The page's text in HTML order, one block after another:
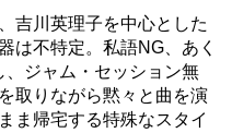
吉川英理子を中心とした
は不特定。私語NG、あく
ジャム・セッション無
取りながら黙々と曲を演
ま帰宅する特殊なスタイ